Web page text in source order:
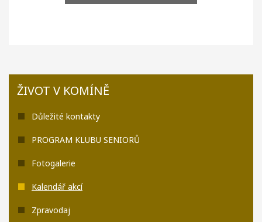
ŽIVOT V KOMÍNĚ
Důležité kontakty
PROGRAM KLUBU SENIORŮ
Fotogalerie
Kalendář akcí
Zpravodaj